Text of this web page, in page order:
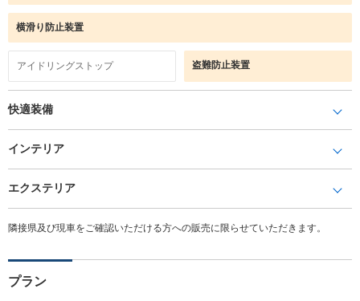
横滑り防止装置
アイドリングストップ 盗難防止装置
快適装備
インテリア
エクステリア
隣接県及び現車をご確認いただける方への販売に限らせていただきます。
プラン